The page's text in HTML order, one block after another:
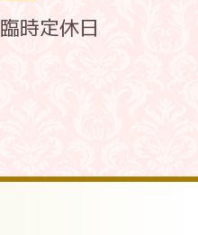
臨時定休日